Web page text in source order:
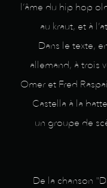
l’âme du hip hop
au kraut, et à
Dans le texte,
allemand, à trois
Omer et Fred
Castella à la
un groupe de
De la chanson